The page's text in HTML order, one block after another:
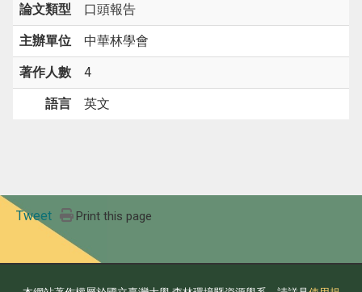
論文類型 口頭報告
主辦單位 中華林學會
著作人數 4
語言 英文
Tweet Print this page